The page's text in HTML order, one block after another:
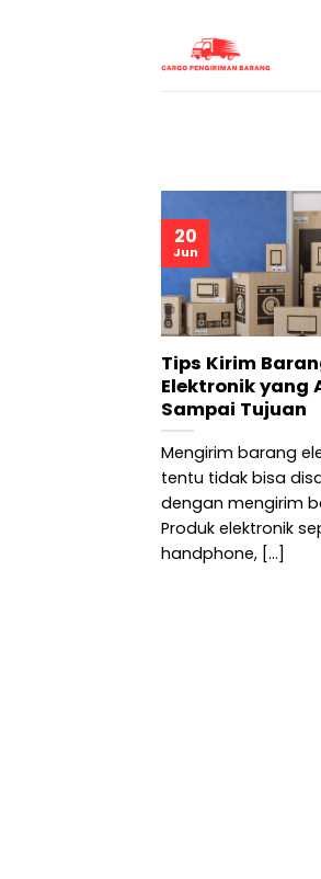
Tips Kirim
Elektronik yang
Sampai Tujuan
Mengirim barang
tentu tidak bisa
dengan mengirim
Produk elektronik
handphone, [...]
20
Jun